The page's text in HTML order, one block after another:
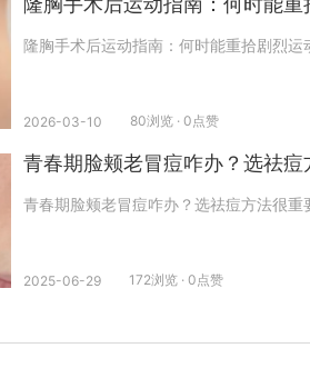
隆胸手术后运动指南：何时能重拾剧烈运
2026-03-10 80浏览 · 0点赞
青春期脸颊老冒痘咋办？选祛痘
青春期脸颊老冒痘咋办？选祛痘方法很重
2025-06-29 172浏览 · 0点赞